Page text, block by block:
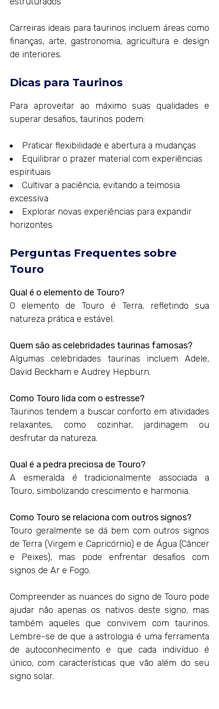
Carreiras ideais para taurinos incluem áreas como
finanças, arte, gastronomia, agricultura e design
de interiores.
Dicas para Taurinos
Para aproveitar ao máximo suas qualidades e
superar desafios, taurinos podem:
Praticar flexibilidade e abertura a mudanças
Equilibrar o prazer material com experiências
espirituais
Cultivar a paciência, evitando a teimosia
excessiva
Explorar novas experiências para expandir
horizontes
Perguntas Frequentes sobre
Touro
Qual é o elemento de Touro?
O elemento de Touro é Terra, refletindo sua
natureza prática e estável.
Quem são as celebridades taurinas famosas?
Algumas celebridades taurinas incluem Adele,
David Beckham e Audrey Hepburn.
Como Touro lida com o estresse?
Taurinos tendem a buscar conforto em atividades
relaxantes, como cozinhar, jardinagem ou
desfrutar da natureza.
Qual é a pedra preciosa de Touro?
A esmeralda é tradicionalmente associada a
Touro, simbolizando crescimento e harmonia.
Como Touro se relaciona com outros signos?
Touro geralmente se dá bem com outros signos
de Terra (Virgem e Capricórnio) e de Água (Câncer
e Peixes), mas pode enfrentar desafios com
signos de Ar e Fogo.
Compreender as nuances do signo de Touro pode
ajudar não apenas os nativos deste signo, mas
também aqueles que convivem com taurinos.
Lembre-se de que a astrologia é uma ferramenta
de autoconhecimento e que cada indivíduo é
único, com características que vão além do seu
signo solar.